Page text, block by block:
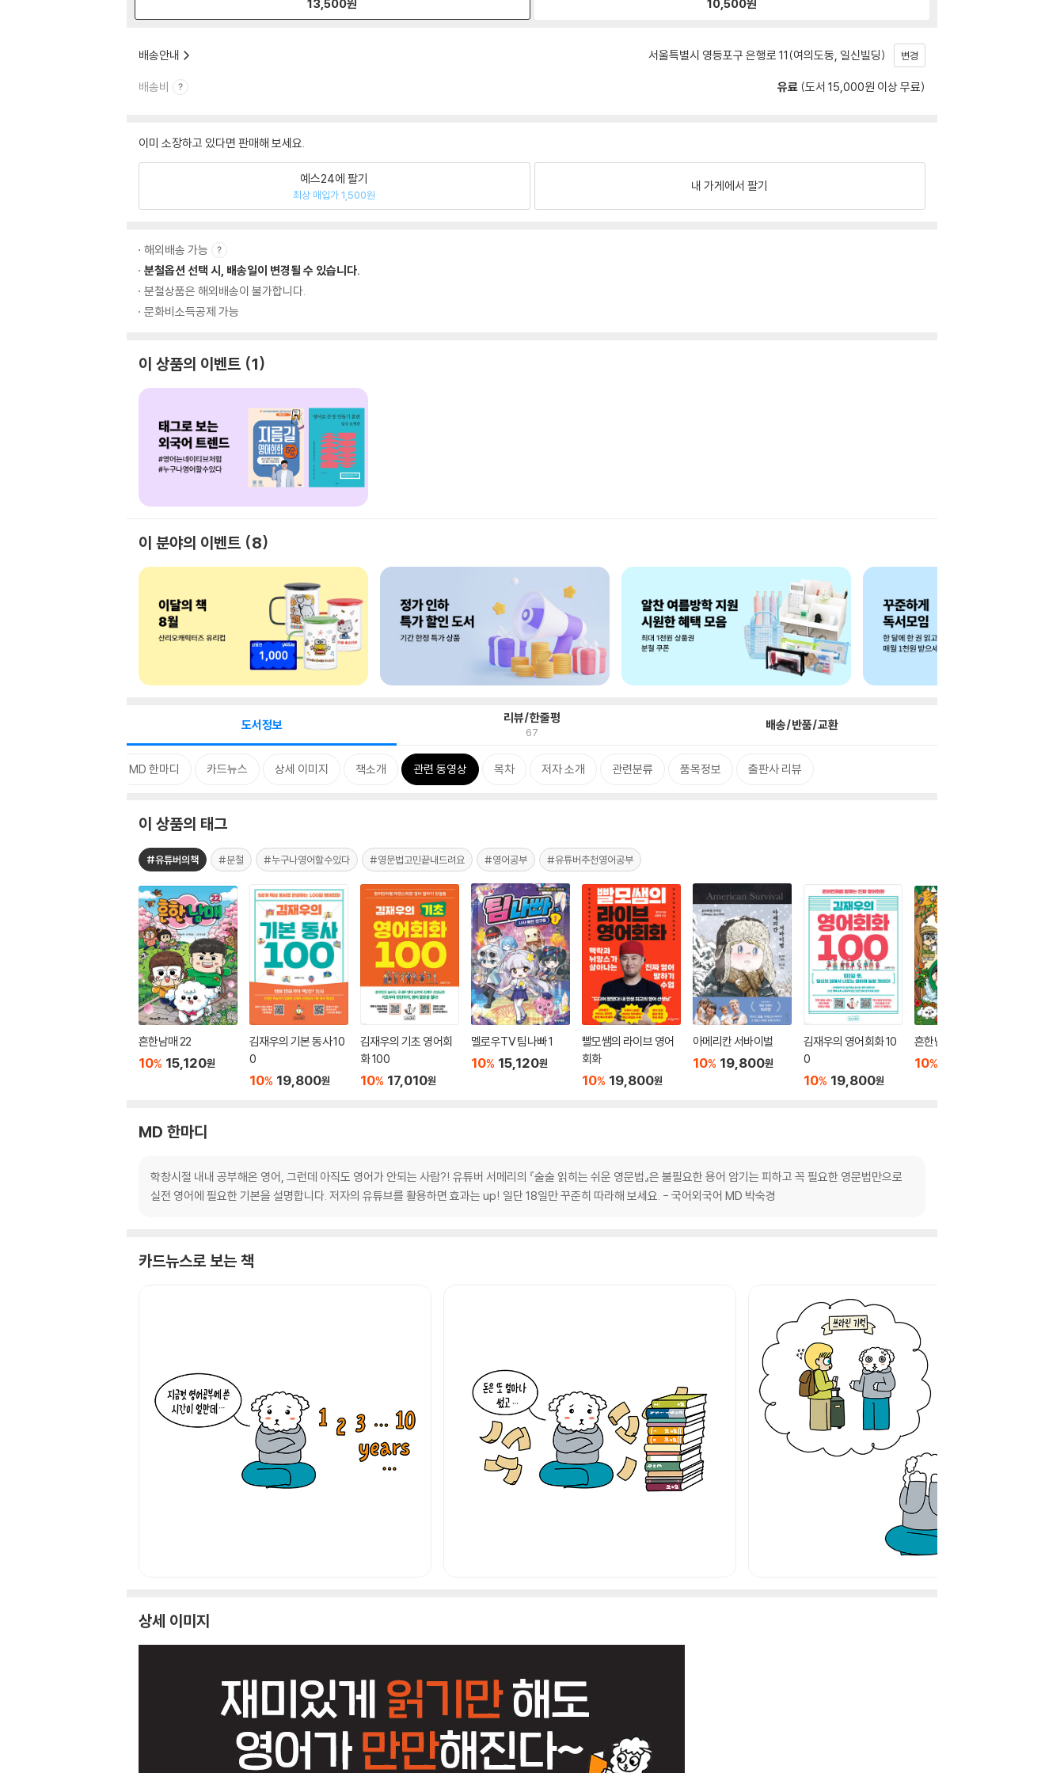
13,500원 10,500원
배송안내 서울특별시 영등포구 은행로 11(여의도동, 일신빌딩) 변경
배송비 유료 (도서 15,000원 이상 무료)
이미 소장하고 있다면 판매해 보세요.
예스24에 팔기
최상 매입가 1,500원
내 가게에서 팔기
해외배송 가능
분철옵션 선택 시, 배송일이 변경될 수 있습니다.
분철상품은 해외배송이 불가합니다.
문화비소득공제 가능
이 상품의 이벤트 1
이 분야의 이벤트 8
도서정보 리뷰/한줄평
67 배송/반품/교환
MD 한마디 카드뉴스 상세 이미지 책소개 관련 동영상 목차 저자 소개 관련분류 품목정보 출판사 리뷰
이 상품의 태그
#유튜버의책 #분철 #누구나영어할수있다 #영문법고민끝내드려요 #영어공부 #유튜버추천영어공부
흔한남매 22
10% 15,120원
김재우의 기본 동사 10
0
10% 19,800원
김재우의 기초 영어회
화 100
10% 17,010원
멜로우TV 팀나빠 1
10% 15,120원
빨모쌤의 라이브 영어
회화
10% 19,800원
아메리칸 서바이벌
10% 19,800원
김재우의 영어회화 10
0
10% 19,800원
흔한남매 20
10%
MD 한마디
학창시절 내내 공부해온 영어, 그런데 아직도 영어가 안되는 사람?! 유튜버 서메리의 『술술 읽히는 쉬운 영문법』은 불필요한 용어 암기는 피하고 꼭 필요한 영문법만으로
실전 영어에 필요한 기본을 설명합니다. 저자의 유튜브를 활용하면 효과는 up! 일단 18일만 꾸준히 따라해 보세요. - 국어외국어 MD 박숙경
카드뉴스로 보는 책
상세 이미지